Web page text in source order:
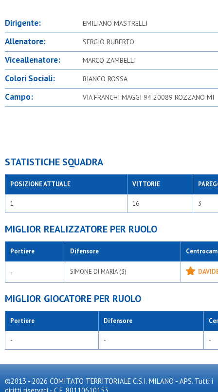
Dirigente: EMILIANO MASTRELLI
Allenatore: SERGIO RUBERTO
Viceallenatore: MARCO ZAMBELLI
Colori Sociali: BIANCO ROSSA
Campo: VIA FRANCHI MAGGI 94 20089 ROZZANO MI
STATISTICHE SQUADRA
POSIZIONE ATTUALE VITTORIE
1 16 3
MIGLIOR REALIZZATORE PER RUOLO
Portiere Difensore
- SIMONE DI MARIA (3)
MIGLIOR GIOCATORE PER RUOLO
Portiere Difensore
- - -
©2013 - 2026 COMITATO TERRITORIALE C.S.I. MILANO - APS. Tutti i